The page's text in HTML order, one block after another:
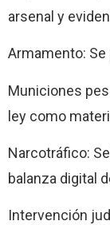
arsenal y
Armamento:
Municiones
ley como
Narcotráfico:
balanza digital
Intervención